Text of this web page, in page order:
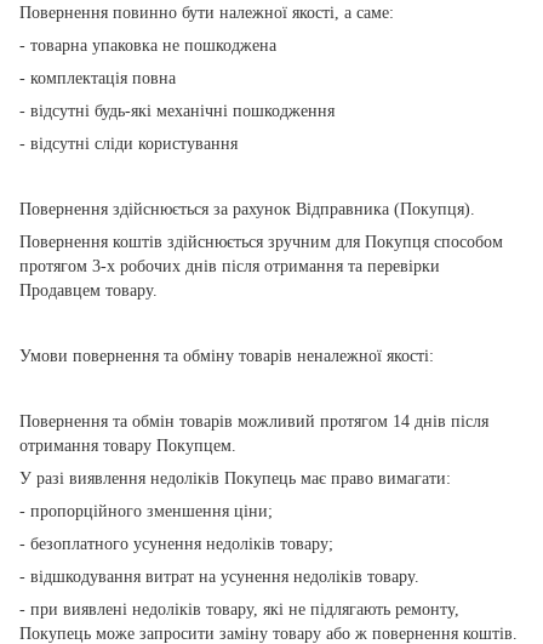
Повернення повинно бути належної якості, а саме:
- товарна упаковка не пошкоджена
- комплектація повна
- відсутні будь-які механічні пошкодження
- відсутні сліди користування
Повернення здійснюється за рахунок Відправника (Покупця).
Повернення коштів здійснюється зручним для Покупця способом
протягом 3-х робочих днів після отримання та перевірки
Продавцем товару.
Умови повернення та обміну товарів неналежної якості:
Повернення та обмін товарів можливий протягом 14 днів після
отримання товару Покупцем.
У разі виявлення недоліків Покупець має право вимагати:
- пропорційного зменшення ціни;
- безоплатного усунення недоліків товару;
- відшкодування витрат на усунення недоліків товару.
- при виявлені недоліків товару, які не підлягають ремонту,
Покупець може запросити заміну товару або ж повернення коштів.